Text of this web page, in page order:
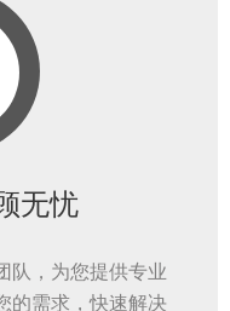
无忧
队，为您提供专业
的需求，快速解决